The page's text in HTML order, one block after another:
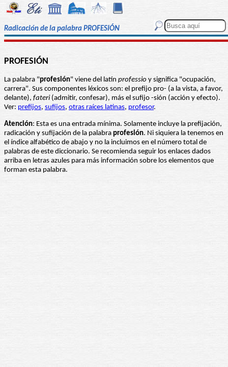
Radicación de la palabra PROFESIÓN
PROFESIÓN
La palabra "profesión" viene del latín professio y significa "ocupación,
carrera". Sus componentes léxicos son: el prefijo pro- (a la vista, a favor,
delante), fateri(admitir, confesar), más el sufijo -sión (acción y efecto).
Ver: prefijos, sufijos, otras raíces latinas, profesor.
Atención: Esta es una entrada mínima. Solamente incluye la prefijación,
radicación y sufijación de la palabra profesión. Ni siquiera la tenemos en
el índice alfabético de abajo y no la incluimos en el número total de
palabras de este diccionario. Se recomienda seguir los enlaces dados
arriba en letras azules para más información sobre los elementos que
forman esta palabra.